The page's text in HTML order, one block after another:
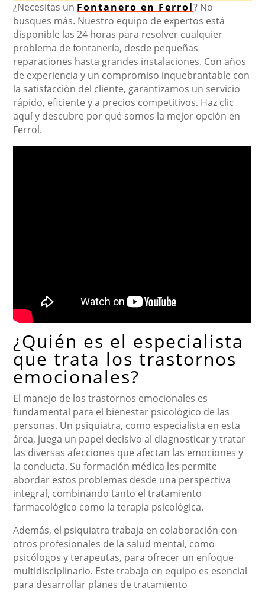
¿Necesitas un Fontanero en Ferrol? No
busques más. Nuestro equipo de expertos está
disponible las 24 horas para resolver cualquier
problema de fontanería, desde pequeñas
reparaciones hasta grandes instalaciones. Con años
de experiencia y un compromiso inquebrantable con
la satisfacción del cliente, garantizamos un servicio
rápido, eficiente y a precios competitivos. Haz clic
aquí y descubre por qué somos la mejor opción en
Ferrol.
¿Quién es el especialista
que trata los trastornos
emocionales?
El manejo de los trastornos emocionales es
fundamental para el bienestar psicológico de las
personas. Un psiquiatra, como especialista en esta
área, juega un papel decisivo al diagnosticar y tratar
las diversas afecciones que afectan las emociones y
la conducta. Su formación médica les permite
abordar estos problemas desde una perspectiva
integral, combinando tanto el tratamiento
farmacológico como la terapia psicológica.
Además, el psiquiatra trabaja en colaboración con
otros profesionales de la salud mental, como
psicólogos y terapeutas, para ofrecer un enfoque
multidisciplinario. Este trabajo en equipo es esencial
para desarrollar planes de tratamiento